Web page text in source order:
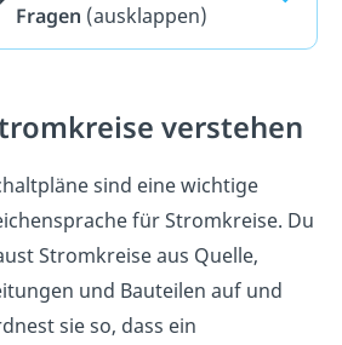
Fragen (ausklappen)
verstehen
sind eine wichtige
für Stromkreise. Du
Stromkreise aus Quelle,
und Bauteilen auf und
sie so, dass ein